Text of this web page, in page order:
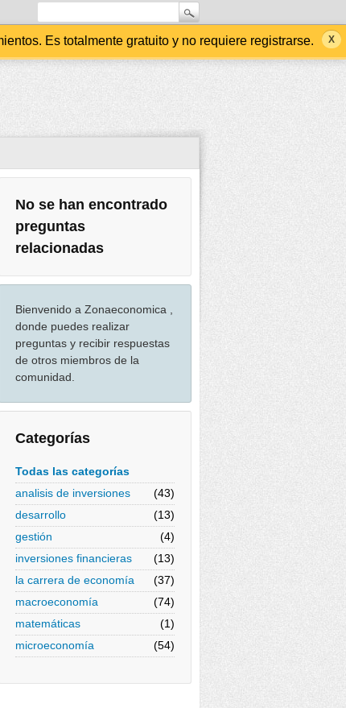
Es totalmente gratuito y no requiere registrarse.
No se han encontrado
preguntas
relacionadas
Bienvenido a Zonaeconomica ,
donde puedes realizar
preguntas y recibir respuestas
de otros miembros de la
comunidad.
Categorías
Todas las categorías
analisis de inversiones
(43)
desarrollo
(13)
gestión
(4)
inversiones financieras
(13)
la carrera de economía
(37)
macroeconomía
(74)
matemáticas
(1)
microeconomía
(54)